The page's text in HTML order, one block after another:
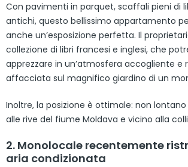
Con pavimenti in parquet, scaffali pieni di
antichi, questo bellissimo appartamento
anche un’esposizione perfetta. Il
collezione di libri francesi e inglesi, che
apprezzare in un’atmosfera accogliente e
affacciata sul magnifico giardino di un
Inoltre, la posizione è ottimale: non
alle rive del fiume Moldava e vicino alla
2. Monolocale recentemente
aria condizionata